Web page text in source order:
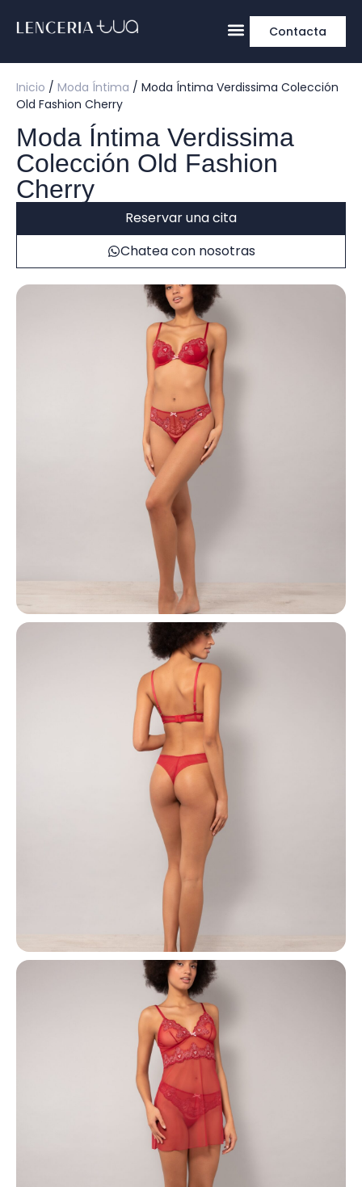
Contacta
Inicio / Moda Íntima / Moda Íntima Verdissima Colección
Old Fashion Cherry
Moda Íntima Verdissima
Colección Old Fashion
Cherry
Reservar una cita
Chatea con nosotras